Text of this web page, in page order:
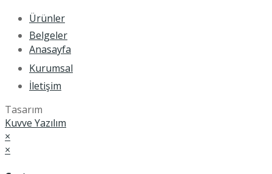
Ürünler
Belgeler
Anasayfa
Kurumsal
İletişim
Tasarım
Kuvve Yazılım
×
×